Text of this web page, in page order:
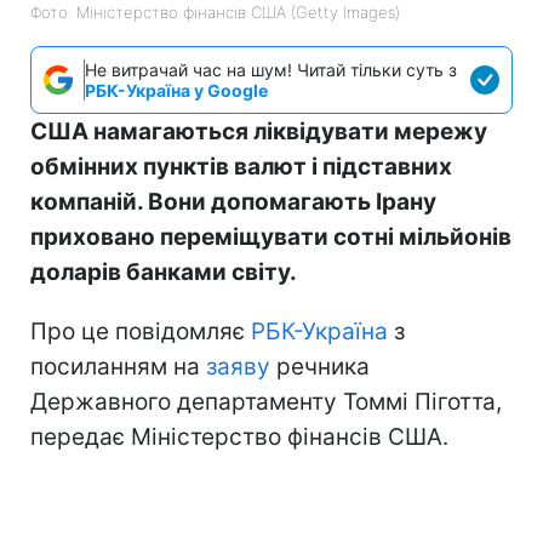
Фото: Міністерство фінансів СШA (Getty Images)
Не витрачай час на шум! Читай тільки суть з
РБК-Україна у Google
США намагаються ліквідувати мережу
обмінних пунктів валют і підставних
компаній. Вони допомагають Ірану
приховано переміщувати сотні мільйонів
доларів банками світу.
Про це повідомляє РБК-Україна з
посиланням на заяву речника
Державного департаменту Томмі Піготта,
передає Міністерство фінансів США.